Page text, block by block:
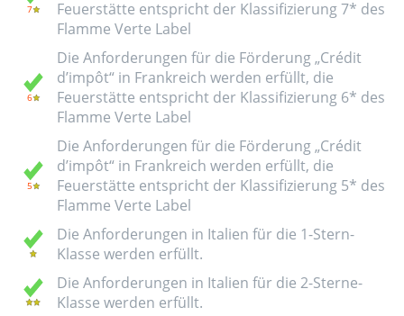
Feuerstätte entspricht der Klassifizierung 7* des
Flamme Verte Label
Die Anforderungen für die Förderung „Crédit
d’impôt“ in Frankreich werden erfüllt, die
Feuerstätte entspricht der Klassifizierung 6* des
Flamme Verte Label
Die Anforderungen für die Förderung „Crédit
d’impôt“ in Frankreich werden erfüllt, die
Feuerstätte entspricht der Klassifizierung 5* des
Flamme Verte Label
Die Anforderungen in Italien für die 1-Stern-
Klasse werden erfüllt.
Die Anforderungen in Italien für die 2-Sterne-
Klasse werden erfüllt.